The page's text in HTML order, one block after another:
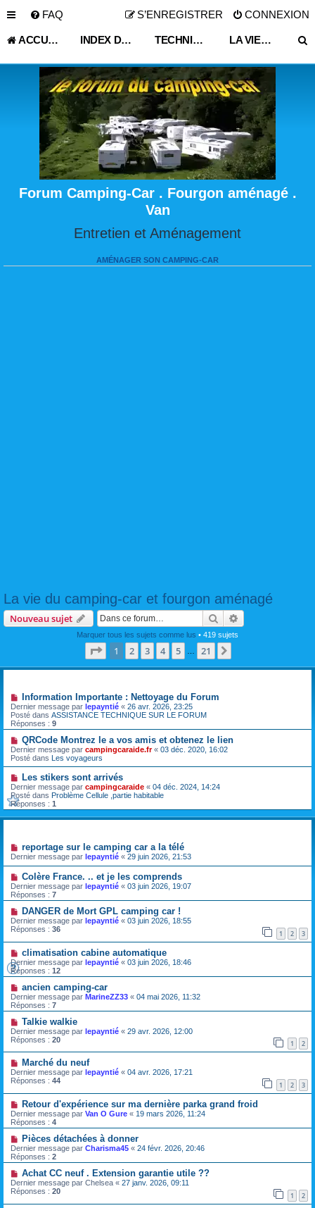
FAQ CONNEXION
S’ENREGISTRER
ACCUEIL INDEX DU FORUM TECHNIQUE VIE PRATIQUE LA VIE DU CAMPING-CAR ET FOURGON AMÉNAGÉ
Forum Camping-Car . Fourgon aménagé .
Van
Entretien et Aménagement
AMÉNAGER SON CAMPING-CAR
La vie du camping-car et fourgon aménagé
Nouveau sujet Rechercher
Marquer tous les sujets comme lus • 419 sujets
Page 1sur21
1 2 3 4 5 21
Information Importante : Nettoyage du Forum
Dernier message par lepayntié « 26 avr. 2026, 23:25
Posté dans ASSISTANCE TECHNIQUE SUR LE FORUM
Réponses : 9
QRCode Montrez le a vos amis et obtenez le lien
Dernier message par campingcaraide.fr« 03 déc. 2020, 16:02
Posté dans Les voyageurs
Les stikers sont arrivés
Dernier message par campingcaraide « 04 déc. 2024, 14:24
Posté dans Problème Cellule ,partie habitable
Réponses : 1
reportage sur le camping car a la télé
Dernier message par lepayntié « 29 juin 2026, 21:53
Colère France. .. et je les comprends
Dernier message par lepayntié « 03 juin 2026, 19:07
Réponses : 7
DANGER de Mort GPL camping car !
Dernier message par lepayntié « 03 juin 2026, 18:55
Réponses : 36 1 2 3
climatisation cabine automatique
Dernier message par lepayntié « 03 juin 2026, 18:46
Réponses : 12
ancien camping-car
Dernier message par MarineZZ33 « 04 mai 2026, 11:32
Réponses : 7
Talkie walkie
Dernier message par lepayntié « 29 avr. 2026, 12:00
Réponses : 20 1 2
Marché du neuf
Dernier message par lepayntié « 04 avr. 2026, 17:21
Réponses : 44 1 2 3
Retour d'expérience sur ma dernière parka grand froid
Dernier message par Van O Gure « 19 mars 2026, 11:24
Réponses : 4
Pièces détachées à donner
Dernier message par Charisma45 « 24 févr. 2026, 20:46
Réponses : 2
Achat CC neuf . Extension garantie utile ??
Dernier message par Chelsea « 27 janv. 2026, 09:11
Réponses : 20 1 2